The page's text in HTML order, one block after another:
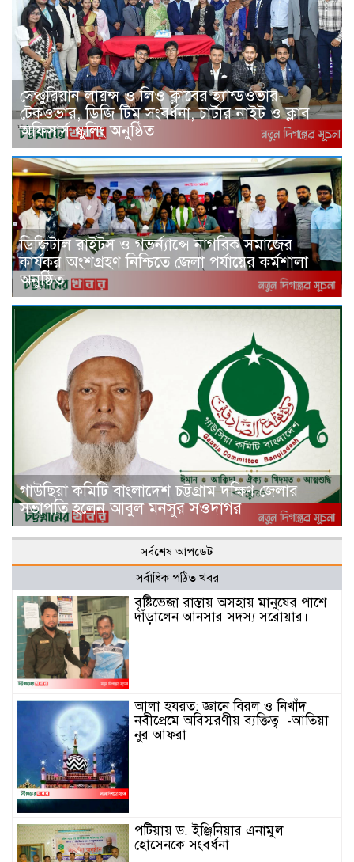
সেঞ্চুরিয়ান লায়ন্স ও লিও ক্লাবের হ্যান্ডওভার-
টেকওভার, ডিজি টিম সংবর্ধনা, চার্টার নাইট ও ক্লাব
অফিসার্স স্কুলিং অনুষ্ঠিত
ডিজিটাল রাইটস ও গভর্ন্যান্সে নাগরিক সমাজের
কার্যকর অংশগ্রহণ নিশ্চিতে জেলা পর্যায়ের কর্মশালা
অনুষ্ঠিত
গাউছিয়া কমিটি বাংলাদেশ চট্টগ্রাম দক্ষিণ জেলার
সভাপতি হলেন আবুল মনসুর সওদাগর
সর্বশেষ আপডেট
সর্বাধিক পঠিত খবর
বৃষ্টিভেজা রাস্তায় অসহায় মানুষের পাশে
দাঁড়ালেন আনসার সদস্য সরোয়ার।
আলা হযরত: জ্ঞানে বিরল ও নিখাঁদ
নবীপ্রেমে অবিস্মরণীয় ব্যক্তিত্ব -আতিয়া
নুর আফরা
পটিয়ায় ড. ইঞ্জিনিয়ার এনামুল
হোসেনকে সংবর্ধনা